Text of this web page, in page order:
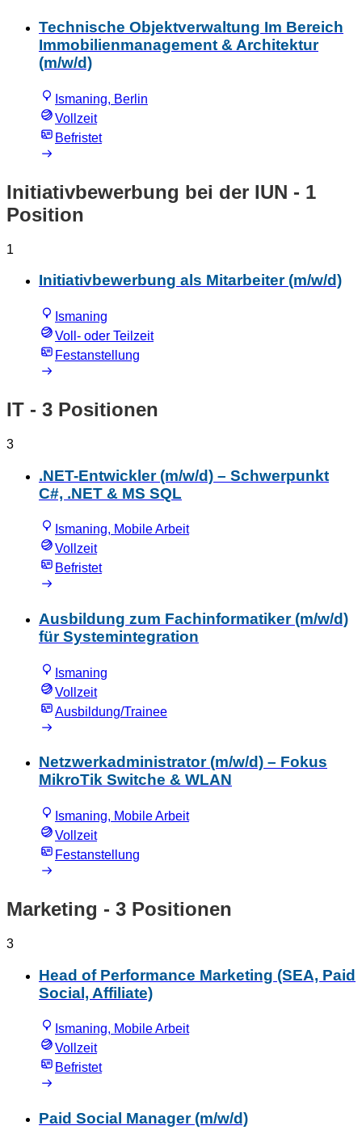
Technische Objektverwaltung Im Bereich
Immobilienmanagement & Architektur
(m/w/d)
Ismaning, Berlin
Vollzeit
Befristet
Initiativbewerbung bei der IUN - 1
Position
1
Initiativbewerbung als Mitarbeiter (m/w/d)
Ismaning
Voll- oder Teilzeit
Festanstellung
IT - 3 Positionen
3
.NET-Entwickler (m/w/d) – Schwerpunkt
C#, .NET & MS SQL
Ismaning, Mobile Arbeit
Vollzeit
Befristet
Ausbildung zum Fachinformatiker (m/w/d)
für Systemintegration
Ismaning
Vollzeit
Ausbildung/Trainee
Netzwerkadministrator (m/w/d) – Fokus
MikroTik Switche & WLAN
Ismaning, Mobile Arbeit
Vollzeit
Festanstellung
Marketing - 3 Positionen
3
Head of Performance Marketing (SEA, Paid
Social, Affiliate)
Ismaning, Mobile Arbeit
Vollzeit
Befristet
Paid Social Manager (m/w/d)